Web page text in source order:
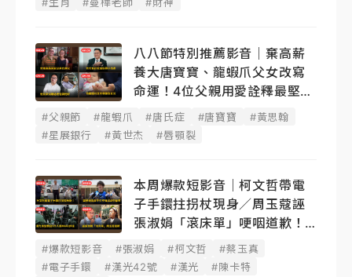
#生肖 #曼樺老師 #財神
八八節特別推薦影音｜棄高薪
養大唐寶寶、龍蝦爪父女改寫
命運！4位父親用愛詮釋最堅韌
後盾
#父親節 #龍蝦爪 #唐氏症 #唐寶寶
#黃思翰
#星展銀行
#黃世杰 #唇顎裂
本周爆款短影音｜柯文哲帶電
子手鐶拄拐杖現身／周玉蔻誣
張淑娟「滾床單」哽咽道歉！
蔡玉真開撕爆料
#爆款短影音 #張淑娟 #柯文哲
#蔡玉真
#電子手鐶
#漢光42號 #漢光
#陳卡特